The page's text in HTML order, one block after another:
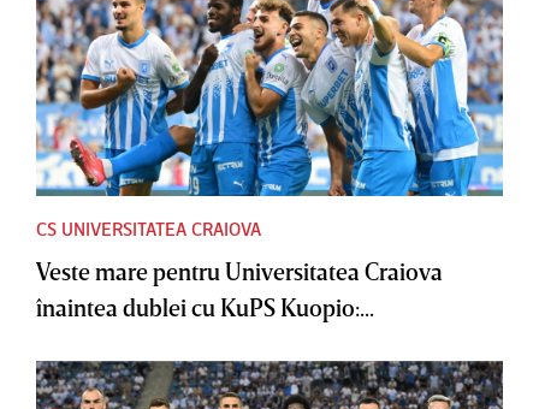
CS UNIVERSITATEA CRAIOVA
Veste mare pentru Universitatea Craiova
înaintea dublei cu KuPS Kuopio:...